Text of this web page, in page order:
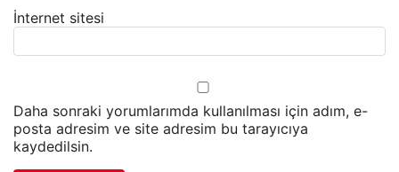
İnternet sitesi
Daha sonraki yorumlarımda kullanılması için adım, e-
posta adresim ve site adresim bu tarayıcıya
kaydedilsin.